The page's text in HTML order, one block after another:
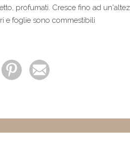
profumati. Cresce fino ad
e foglie sono commestibili